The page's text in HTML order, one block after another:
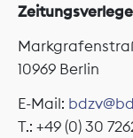
10969 Berlin
E-Mail:
T.: +49 (0) 30